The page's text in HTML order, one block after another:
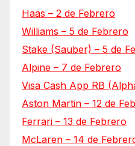
Haas – 2 de Febrero
Williams – 5 de Febrero
Stake (Sauber) – 5 de
Alpine – 7 de Febrero
Visa Cash App RB
Aston Martin – 12 de
Ferrari – 13 de Febrero
McLaren – 14 de